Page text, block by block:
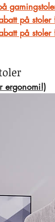
på stoler
på stoler
ergonomi!)